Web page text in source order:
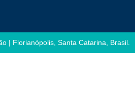
| Florianópolis, Santa Catarina, Brasil.